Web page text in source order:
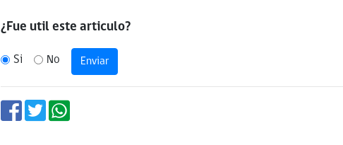
¿Fue util este articulo?
Si No Enviar